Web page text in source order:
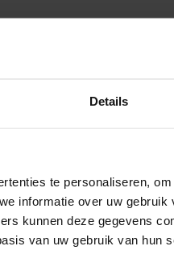
Details
te personaliseren,
informatie over uw
kunnen deze gegevens
van uw gebruik van hun
opgebouwd.
City Verso
Jaeger of Jaeger.
altijd van goede
gericht op het model auto.
in je Toyota Pro